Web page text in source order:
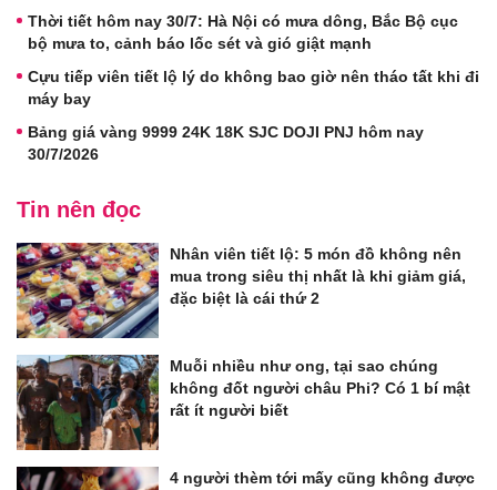
Thời tiết hôm nay 30/7: Hà Nội có mưa dông, Bắc Bộ cục
bộ mưa to, cảnh báo lốc sét và gió giật mạnh
Cựu tiếp viên tiết lộ lý do không bao giờ nên tháo tất khi đi
máy bay
Bảng giá vàng 9999 24K 18K SJC DOJI PNJ hôm nay
30/7/2026
Tin nên đọc
Nhân viên tiết lộ: 5 món đồ không nên
mua trong siêu thị nhất là khi giảm giá,
đặc biệt là cái thứ 2
Muỗi nhiều như ong, tại sao chúng
không đốt người châu Phi? Có 1 bí mật
rất ít người biết
4 người thèm tới mấy cũng không được